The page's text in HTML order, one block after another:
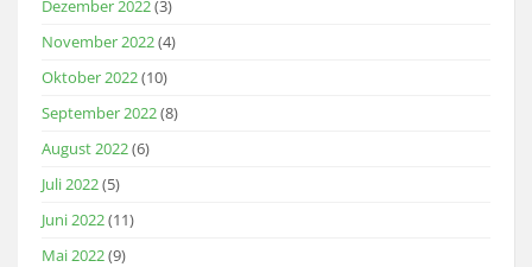
Dezember 2022(3)
November 2022(4)
Oktober 2022(10)
September 2022(8)
August 2022(6)
Juli 2022(5)
Juni 2022(11)
Mai 2022(9)